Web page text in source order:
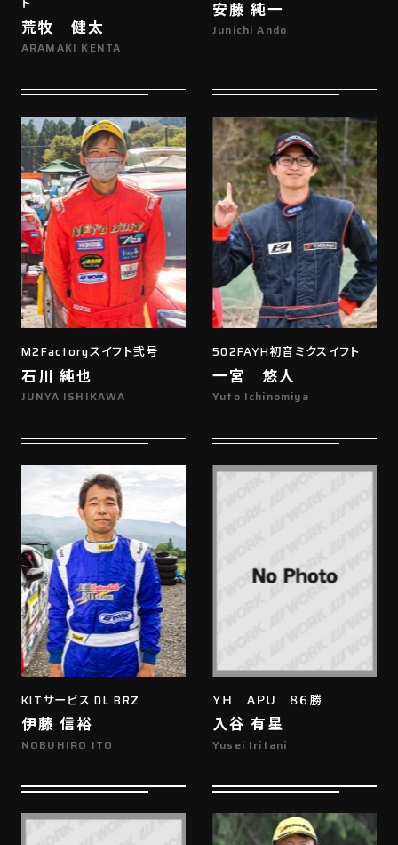
荒牧 健太
ARAMAKI KENTA
安藤 純一
Junichi Ando
M2Factoryスイフト弐号
石川 純也
JUNYA ISHIKAWA
502FAYH初音ミクスイフト
一宮 悠人
Yuto Ichinomiya
KITサービス DL BRZ
伊藤 信裕
NOBUHIRO ITO
ＹＨ ＡＰＵ ８６勝
入谷 有星
Yusei Iritani